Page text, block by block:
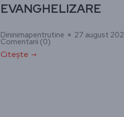
EVANGHELIZARE
Dininimapentrutine 27 august
Comentarii (0)
Citește